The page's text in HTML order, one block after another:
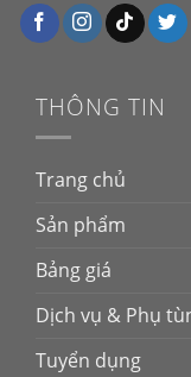
THÔNG TIN
Trang chủ
Sản phẩm
Bảng giá
Dịch vụ & Phụ
Tuyển dụng